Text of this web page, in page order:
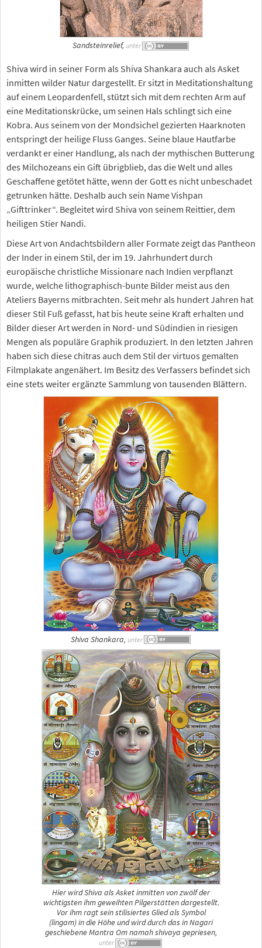
Sandsteinrelief, unter
Shiva wird in seiner Form als Shiva Shankara auch als Asket
inmitten wilder Natur dargestellt. Er sitzt in Meditationshaltung
auf einem Leopardenfell, stützt sich mit dem rechten Arm auf
eine Meditationskrücke, um seinen Hals schlingt sich eine
Kobra. Aus seinem von der Mondsichel gezierten Haarknoten
entspringt der heilige Fluss Ganges. Seine blaue Hautfarbe
verdankt er einer Handlung, als nach der mythischen Butterung
des Milchozeans ein Gift übrigblieb, das die Welt und alles
Geschaffene getötet hätte, wenn der Gott es nicht unbeschadet
getrunken hätte. Deshalb auch sein Name Vishpan
„Gifttrinker“. Begleitet wird Shiva von seinem Reittier, dem
heiligen Stier Nandi.
Diese Art von Andachtsbildern aller Formate zeigt das Pantheon
der Inder in einem Stil, der im 19. Jahrhundert durch
europäische christliche Missionare nach Indien verpflanzt
wurde, welche lithographisch-bunte Bilder meist aus den
Ateliers Bayerns mitbrachten. Seit mehr als hundert Jahren hat
dieser Stil Fuß gefasst, hat bis heute seine Kraft erhalten und
Bilder dieser Art werden in Nord- und Südindien in riesigen
Mengen als populäre Graphik produziert. In den letzten Jahren
haben sich diese chitras auch dem Stil der virtuos gemalten
Filmplakate angenähert. Im Besitz des Verfassers befindet sich
eine stets weiter ergänzte Sammlung von tausenden Blättern.
Shiva Shankara, unter
Hier wird Shiva als Asket inmitten von zwölf der
wichtigsten ihm geweihten Pilgerstätten dargestellt.
Vor ihm ragt sein stilisiertes Glied als Symbol
(lingam) in die Höhe und wird durch das in Nagari
geschiebene Mantra Om namah shivaya gepriesen,
unter